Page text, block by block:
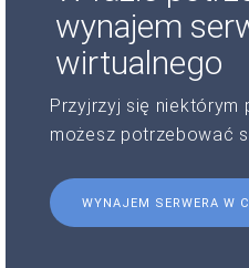
wynajem
wirtualnego
Przyjrzyj się
możesz potrzebować
WYNAJEM SERWERA W